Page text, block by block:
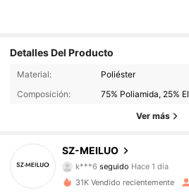
Detalles Del Producto
Material:
Poliéster
Composición:
75% Poliamida, 25%
Ver más
SZ-MEILUO
2.6K Seguidores
4,89
2.6K Seguidores
31K Vendido recientemente